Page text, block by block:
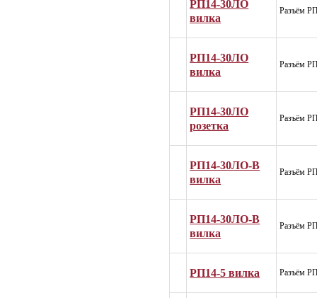
РП14-30ЛО
вилка
Разъём
РП14-30ЛО
вилка
Разъём
РП14-30ЛО
розетка
Разъём
РП14-30ЛО-В
вилка
Разъём
РП14-30ЛО-В
вилка
Разъём
РП14-5 вилка Разъём